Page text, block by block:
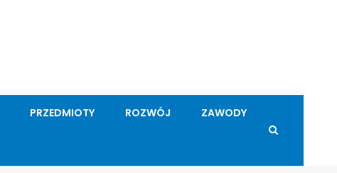
PRZEDMIOTY ROZWÓJ ZAWODY